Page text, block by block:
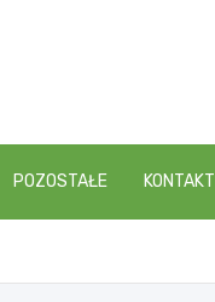
POZOSTAŁE KONTAKT